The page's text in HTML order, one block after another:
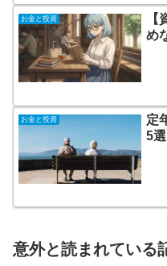
お金と投資
め
お金と投資
定
5
意外と読まれている